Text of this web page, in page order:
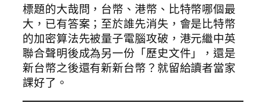
標題的大哉問，台幣、港幣、比特幣哪個最
大，已有答案；至於誰先消失，會是比特幣
的加密算法先被量子電腦攻破，港元繼中英
聯合聲明後成為另一份「歷史文件」，還是
新台幣之後還有新新台幣？就留給讀者當家
課好了。